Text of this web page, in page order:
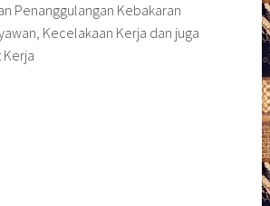
Penanggulangan Kebakaran
Kecelakaan Kerja dan juga
Kerja